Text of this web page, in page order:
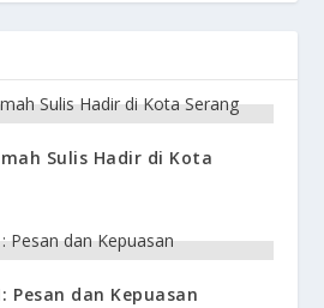
Sulis Hadir di Kota
Pesan dan Kepuasan